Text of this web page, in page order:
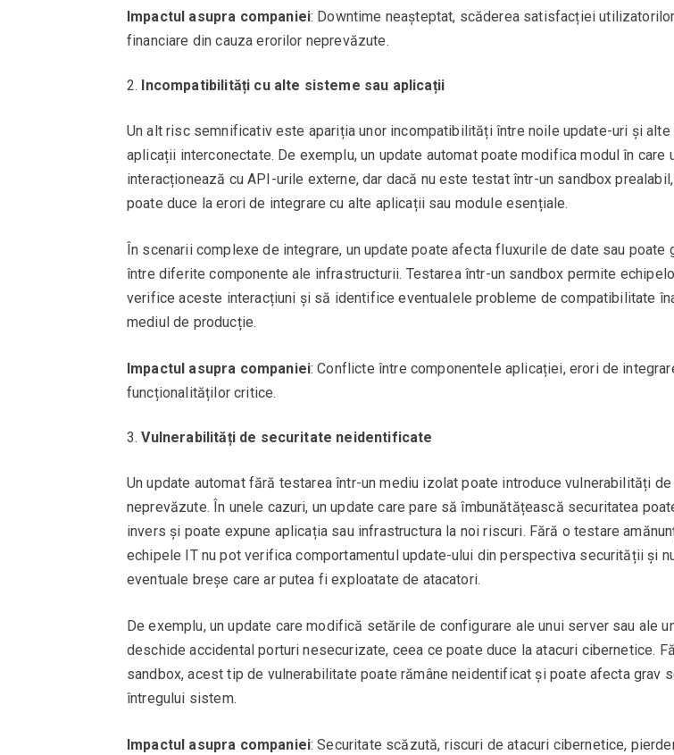
Impactul asupra companiei: Downtime neașteptat, scăderea satisfacției
financiare din cauza erorilor neprevăzute.
Incompatibilități cu alte sisteme sau aplicații
Un alt risc semnificativ este apariția unor incompatibilități între noile update-uri și
aplicații interconectate. De exemplu, un update automat poate modifica modul în care
interacționează cu API-urile externe, dar dacă nu este testat într-un sandbox
poate duce la erori de integrare cu alte aplicații sau module esențiale.
În scenarii complexe de integrare, un update poate afecta fluxurile de date sau poate
între diferite componente ale infrastructurii. Testarea într-un sandbox permite
verifice aceste interacțiuni și să identifice eventualele probleme de compatibilitate
mediul de producție.
Impactul asupra companiei: Conflicte între componentele aplicației, erori de
funcționalităților critice.
Vulnerabilități de securitate neidentificate
Un update automat fără testarea într-un mediu izolat poate introduce vulnerabilități
neprevăzute. În unele cazuri, un update care pare să îmbunătățească securitatea
invers și poate expune aplicația sau infrastructura la noi riscuri. Fără o testare
echipele IT nu pot verifica comportamentul update-ului din perspectiva securității și
eventuale breșe care ar putea fi exploatate de atacatori.
De exemplu, un update care modifică setările de configurare ale unui server sau ale
deschide accidental porturi nesecurizate, ceea ce poate duce la atacuri cibernetice.
sandbox, acest tip de vulnerabilitate poate rămâne neidentificat și poate afecta grav
întregului sistem.
Impactul asupra companiei: Securitate scăzută, riscuri de atacuri cibernetice,